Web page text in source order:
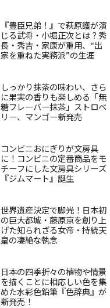
『豊臣兄弟！』で萩原護が演
じる武将・小堀正次とは？秀
長・秀吉・家康が重用、“出
家を重ねた実務派”の生涯
しっかり抹茶の味わい、さら
に果実の香りも楽しめる「無
糖フレーバー抹茶」ストロベ
リー、マンゴー新発売
コンビニおにぎりが文房具
に！コンビニの定番商品をモ
チーフにした文房具シリーズ
『ジムマート』誕生
世界遺産決定で脚光！日本初
の巨大都城・藤原京を創り上
げた知られざる女帝・持統天
皇の凄絶な執念
日本の四季折々の植物や情景
を描くことに相応しい色を集
めた水彩色鉛筆『色辞典』が
新発売！